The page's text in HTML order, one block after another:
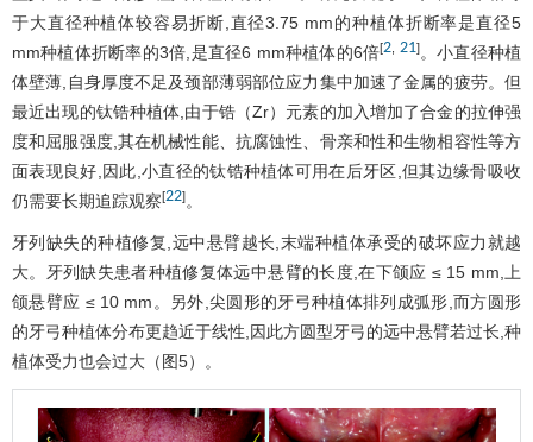
于大直径种植体较容易折断,直径3.75 mm的种植体折断率是直径5
mm种植体折断率的3倍,是直径6 mm种植体的6倍[2 21]。小直径种植
体壁薄,自身厚度不足及颈部薄弱部位应力集中加速了金属的疲劳。但
最近出现的钛锆种植体,由于锆（Zr）元素的加入增加了合金的拉伸强
度和屈服强度,其在机械性能、抗腐蚀性、骨亲和性和生物相容性等方
面表现良好,因此,小直径的钛锆种植体可用在后牙区,但其边缘骨吸收
仍需要长期追踪观察[22]。
牙列缺失的种植修复,远中悬臂越长,末端种植体承受的破坏应力就越
大。牙列缺失患者种植修复体远中悬臂的长度,在下颌应 ≤ 15 mm,上
颌悬臂应 ≤ 10 mm。另外,尖圆形的牙弓种植体排列成弧形,而方圆形
的牙弓种植体分布更趋近于线性,因此方圆型牙弓的远中悬臂若过长,种
植体受力也会过大（ 图5）。